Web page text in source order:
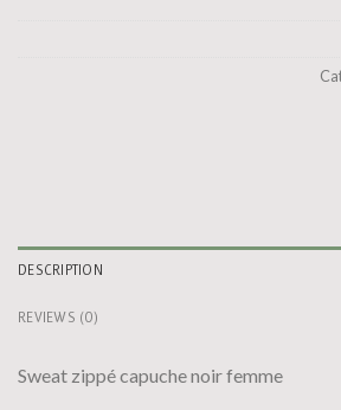
DESCRIPTION
REVIEWS (0)
Sweat zippé capuche noir femme